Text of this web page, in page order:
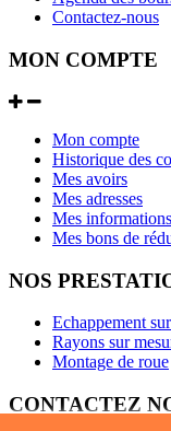
Contactez-nous
MON COMPTE
Mon compte
Historique des
Mes avoirs
Mes adresses
Mes
Mes bons de
NOS
Echappement
Rayons sur
Montage de roue
CONTACTEZ